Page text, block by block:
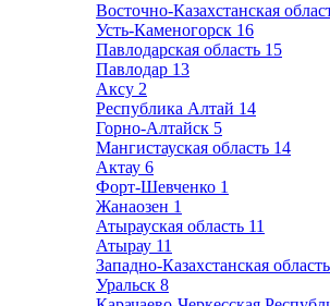
Восточно-Казахстанская
Усть-Каменогорск 16
Павлодарская область 15
Павлодар 13
Аксу 2
Республика Алтай 14
Горно-Алтайск 5
Мангистауская область 14
Актау 6
Форт-Шевченко 1
Жанаозен 1
Атырауская область 11
Атырау 11
Западно-Казахстанская область
Уральск 8